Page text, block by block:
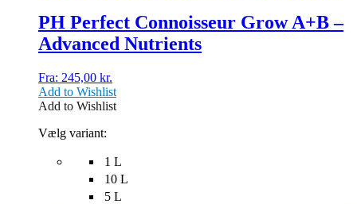
PH Perfect Connoisseur Grow A+B –
Advanced Nutrients
Fra: 245,00 kr.
1 L
10 L
5 L
Vælg variant:
har
flere
varianter.
kan
vælges
på
Add to Wishlist
Add to Wishlist